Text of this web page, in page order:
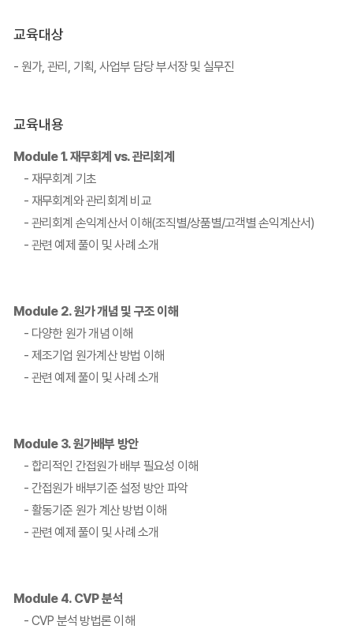
교육대상
- 원가, 관리, 기획, 사업부 담당 부서장 및 실무진
교육내용
Module 1. 재무회계 vs. 관리회계
- 재무회계 기초
- 재무회계와 관리회계 비교
- 관리회계 손익계산서 이해(조직별/상품별/고객별 손익계산서)
- 관련 예제 풀이 및 사례 소개
Module 2. 원가 개념 및 구조 이해
- 다양한 원가 개념 이해
- 제조기업 원가계산 방법 이해
- 관련 예제 풀이 및 사례 소개
Module 3. 원가배부 방안
- 합리적인 간접원가 배부 필요성 이해
- 간접원가 배부기준 설정 방안 파악
- 활동기준 원가 계산 방법 이해
- 관련 예제 풀이 및 사례 소개
Module 4. CVP 분석
- CVP 분석 방법론 이해